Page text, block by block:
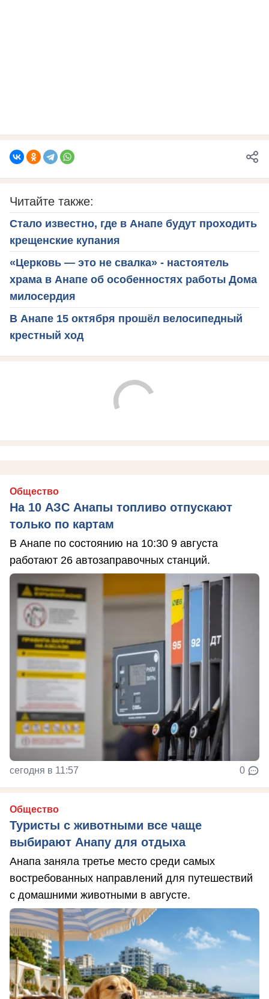
Читайте также:
Стало известно, где в Анапе будут проходить
крещенские купания
«Церковь — это не свалка» - настоятель
храма в Анапе об особенностях работы Дома
милосердия
В Анапе 15 октября прошёл велосипедный
крестный ход
Общество
На 10 АЗС Анапы топливо отпускают
только по картам
В Анапе по состоянию на 10:30 9 августа
работают 26 автозаправочных станций.
сегодня в 11:57 0
Общество
Туристы с животными все чаще
выбирают Анапу для отдыха
Анапа заняла третье место среди самых
востребованных направлений для путешествий
с домашними животными в августе.